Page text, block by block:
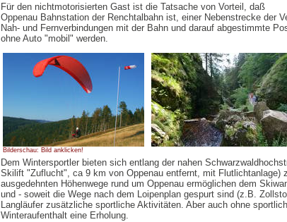
Für den nichtmotorisierten Gast ist die Tatsache von Vorteil, daß
Oppenau Bahnstation der Renchtalbahn ist, einer Nebenstrecke der
Nah- und Fernverbindungen mit der Bahn und darauf abgestimmte
ohne Auto "mobil" werden.
Bilderschau: Bild anklicken!
Dem Wintersportler bieten sich entlang der nahen
Skilift "Zuflucht", ca 9 km von Oppenau entfernt, mit Flutlichtanlage)
ausgedehnten Höhenwege rund um Oppenau ermöglichen dem
und - soweit die Wege nach dem Loipenplan gespurt sind (z.B.
Langläufer zusätzliche sportliche Aktivitäten. Aber auch ohne
Winteraufenthalt eine Erholung.